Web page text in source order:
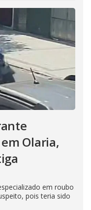
Olaria,
em roubo
pois teria sido